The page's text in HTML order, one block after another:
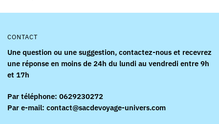
CONTACT
Une question ou une suggestion, contactez-nous et recevrez
une réponse en moins de 24h du lundi au vendredi entre 9h
et 17h
Par téléphone: 0629230272
Par e-mail: contact@sacdevoyage-univers.com